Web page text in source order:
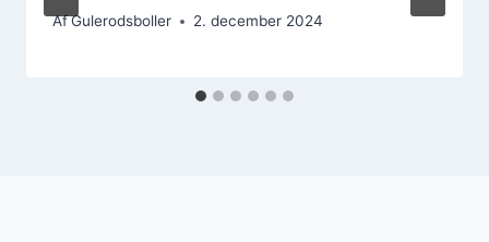
AfGulerodsboller 2. december 2024